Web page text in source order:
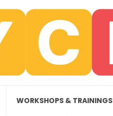
WORKSHOPS & TRAININGS